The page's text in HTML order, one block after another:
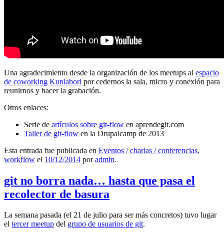
Una agradecimiento desde la organización de los meetups al espacio
de coworking Kunlabori por cedernos la sala, micro y conexión para
reunirnos y hacer la grabación.
Otros enlaces:
Serie de artículos sobre git-flow en aprendegit.com
Taller de git-flow en la Drupalcamp de 2013
Esta entrada fue publicada en Eventos / charlas / conferencias,
workflow el 10/12/2014 poradmin.
git no borra nada… hasta que pasa el
recolector de basura
La semana pasada (el 21 de julio para ser más concretos) tuvo lugar
el tercer meetup del grupo de usuarios de git.